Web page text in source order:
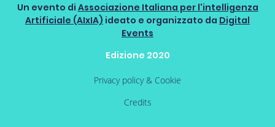
Un evento di Associazione Italiana per l'intelligenza
Artificiale (AIxIA) ideato e organizzato da Digital
Events
Edizione 2020
Privacy policy & Cookie
Credits